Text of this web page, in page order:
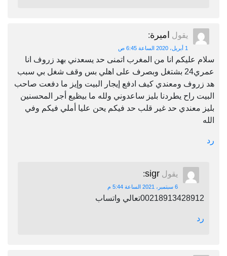
يقول اميرة:
1 أبريل، 2020 الساعة 6:45 ص
سلام عليكم انا من المغرب اتمنى حد يسعدني بهد زروف انا
عمري24 بشتغل وبصرف على اهلي بس وقف شغل بي سبب
هد زروف ومعندي كيف ادفع إيجار البيت وإيز ما دفعت صاحب
البيت راح يطردنا بليز ساعدوني ولله ما بيظيع أجر المحسنين
بليز معندي حد غير قلب حد فيكم يحن عليا أملي فيكم وفي
الله
رد
يقول sigr
:
6 سبتمبر، 2021 الساعة 5:44 م
00218913428912تعالي واتساب
رد